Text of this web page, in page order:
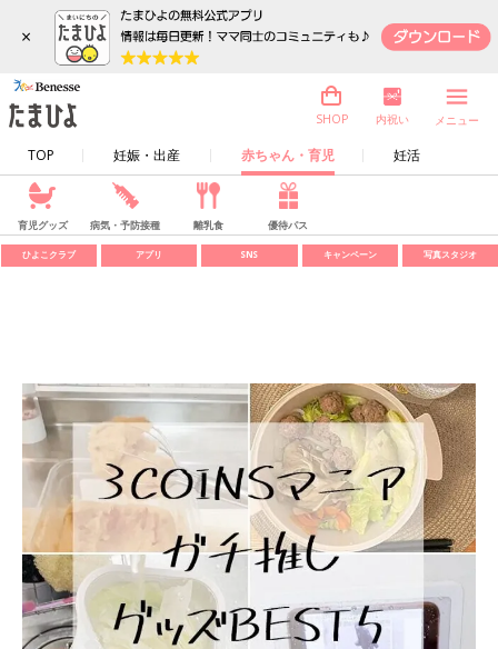
×
TOP 妊娠・出産 赤ちゃん・育児 妊活
SHOP 内祝い メニュー
育児グッズ 病気・予防接種 離乳食 優待パス
ひよこクラブ アプリ SNS キャンペーン 写真スタジオ